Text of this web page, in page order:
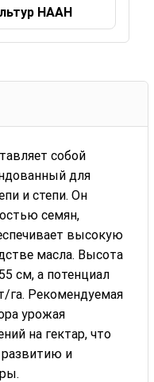
НААН
собой
для
и степи. Он
семян,
высокую
масла. Высота
см, а потенциал
га. Рекомендуемая
урожая
на гектар, что
и